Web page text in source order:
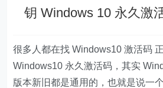
钥 Windows 10 永久激
很多人都在找 Windows10 激活码
Windows10 永久激活码，其实
版本新旧都是通用的，也就是说一